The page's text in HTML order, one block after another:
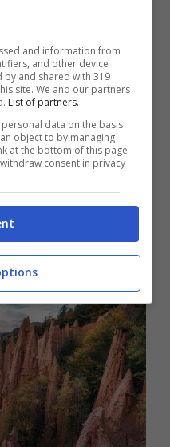
monumenti
delle vere e
nella zona
a Soprabolzano,
e vicino al Rio
climatiche
forma e le loro
di conseguenza
and information from
and other device
by and shared with 319
site. We and our partners
List of partners.
data on the basis
object to by managing
at the bottom of this page
consent in privacy